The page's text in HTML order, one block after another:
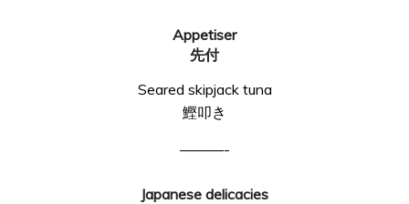
Appetiser
先付
Seared skipjack tuna
鰹叩き
———-
Japanese delicacies